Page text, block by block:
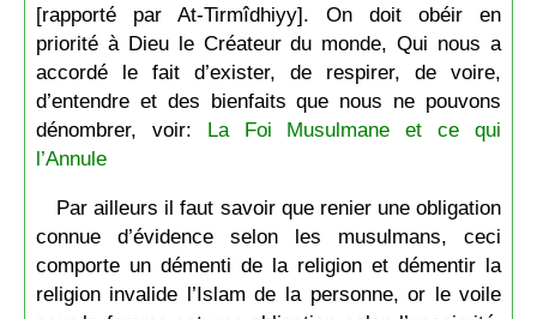
[rapporté par At-Tirmîdhiyy]. On doit obéir en
priorité à Dieu le Créateur du monde, Qui nous a
accordé le fait d’exister, de respirer, de voire,
d’entendre et des bienfaits que nous ne pouvons
dénombrer, voir: La Foi Musulmane et ce qui
l’Annule
Par ailleurs il faut savoir que renier une obligation
connue d’évidence selon les musulmans, ceci
comporte un démenti de la religion et démentir la
religion invalide l’Islam de la personne, or le voile